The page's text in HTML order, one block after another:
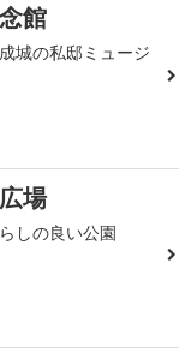
館
城の私邸ミュージ
場
しの良い公園